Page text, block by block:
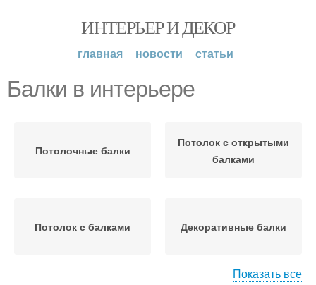
ИНТЕРЬЕР И ДЕКОР
главная новости статьи
Балки в интерьере
Потолочные балки
Потолок с открытыми
балками
Потолок с балками Декоративные балки
Показать все